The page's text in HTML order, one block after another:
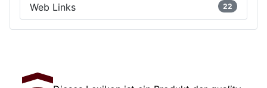
Web Links 22